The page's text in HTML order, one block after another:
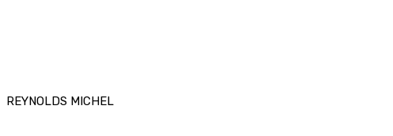
REYNOLDS MICHEL